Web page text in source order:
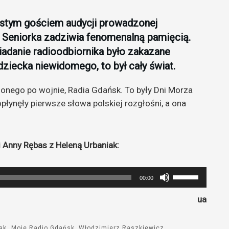
gościem audycji prowadzonej
zadziwia fenomenalną pamięcią.
radioodbiornika było zakazane
niewidomego, to był cały świat.
po wojnie, Radia Gdańsk. To były Dni Morza
pierwsze słowa polskiej rozgłośni, a ona
Rębas z Heleną Urbaniak:
00:00
strzałek
ua